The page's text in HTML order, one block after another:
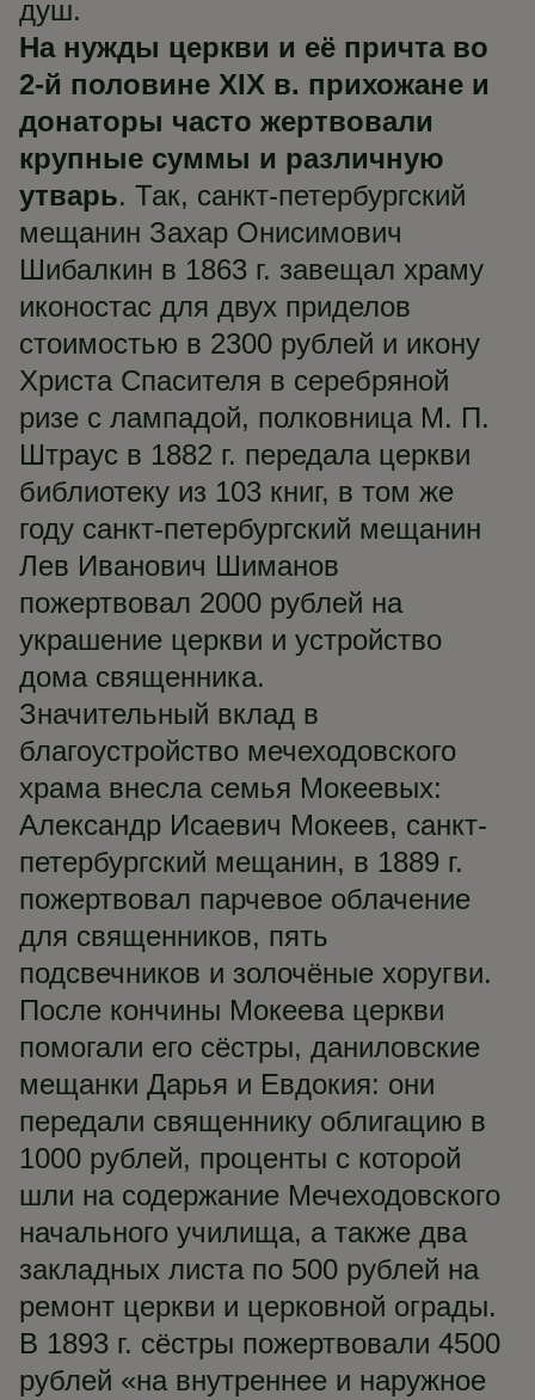
душ.
На нужды церкви и её причта во
2-й половине XIX в. прихожане и
донаторы часто жертвовали
крупные суммы и различную
утварь. Так, санкт-петербургский
мещанин Захар Онисимович
Шибалкин в 1863 г. завещал храму
иконостас для двух приделов
стоимостью в 2300 рублей и икону
Христа Спасителя в серебряной
ризе с лампадой, полковница М. П.
Штраус в 1882 г. передала церкви
библиотеку из 103 книг, в том же
году санкт-петербургский мещанин
Лев Иванович Шиманов
пожертвовал 2000 рублей на
украшение церкви и устройство
дома священника.
Значительный вклад в
благоустройство мечеходовского
храма внесла семья Мокеевых:
Александр Исаевич Мокеев, санкт-
петербургский мещанин, в 1889 г.
пожертвовал парчевое облачение
для священников, пять
подсвечников и золочёные хоругви.
После кончины Мокеева церкви
помогали его сёстры, даниловские
мещанки Дарья и Евдокия: они
передали священнику облигацию в
1000 рублей, проценты с которой
шли на содержание Мечеходовского
начального училища, а также два
закладных листа по 500 рублей на
ремонт церкви и церковной ограды.
В 1893 г. сёстры пожертвовали 4500
рублей «на внутреннее и наружное